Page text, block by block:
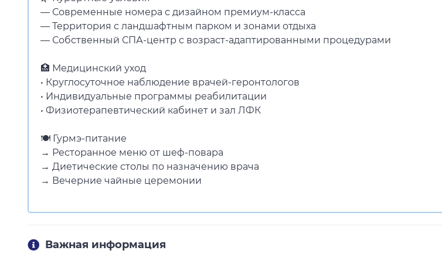
— Современные номера с дизайном премиум-класса
— Территория с ландшафтным парком и зонами отдыха
— Собственный СПА-центр с возраст-адаптированными процедурами
🏥 Медицинский уход
• Круглосуточное наблюдение врачей-геронтологов
• Индивидуальные программы реабилитации
• Физиотерапевтический кабинет и зал ЛФК
🍽️ Гурмэ-питание
→ Ресторанное меню от шеф-повара
→ Диетические столы по назначению врача
→ Вечерние чайные церемонии
Важная информация